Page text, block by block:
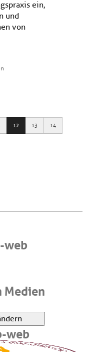
ein,
und
von
12 13 14
Medien
web